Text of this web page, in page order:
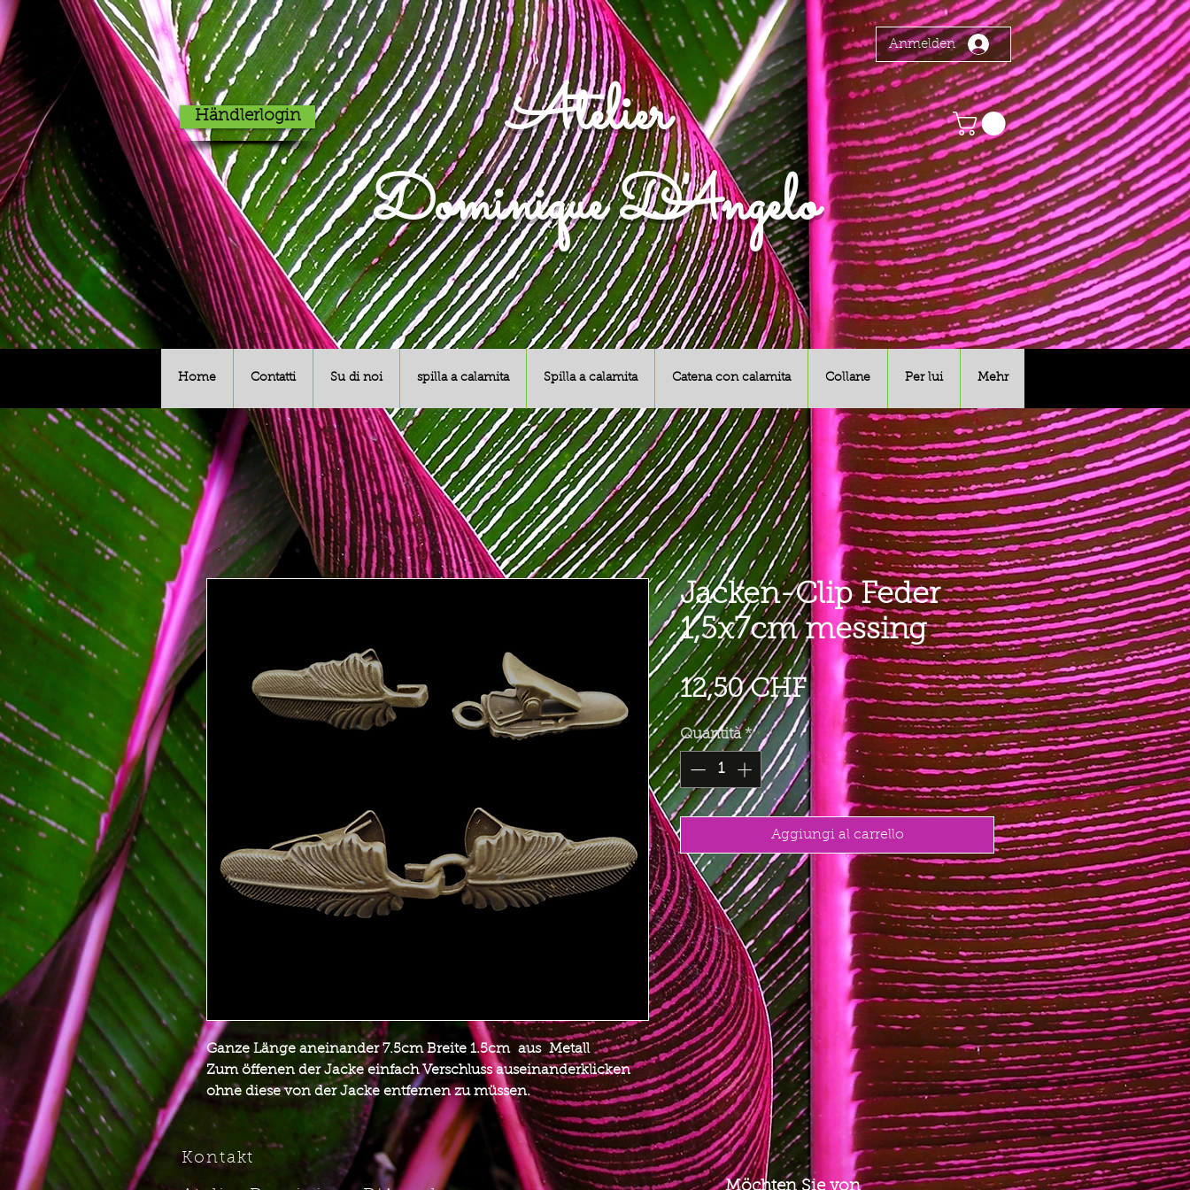
Anmelden
Atelier
Dominique D'Angelo
Händlerlogin
Home Contatti Su di noi spilla a calamita Spilla a calamita Catena con calamita Collane Per lui Mehr
Ganze Länge aneinander 7.5cm Breite 1.5cm aus Metall
Zum öffenen der Jacke einfach Verschluss auseinanderklicken
ohne diese von der Jacke entfernen zu müssen.
Jacken-Clip Feder
1,5x7cm messing
12,50 CHFPrezzo
Quantità *
Aggiungi al carrello
Kontakt